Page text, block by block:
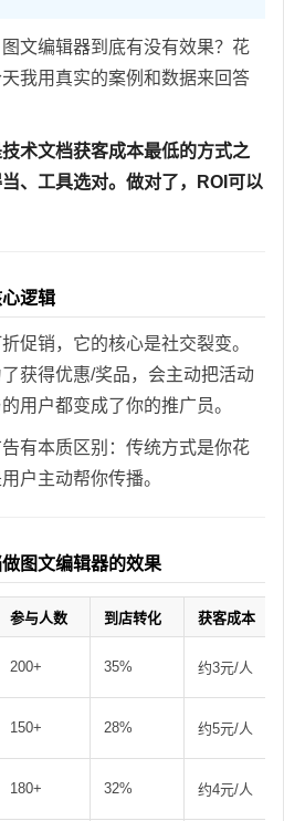
文编辑器到底有没有效果？花
我用真实的案例和数据来回答
术文档获客成本最低的方式之
、工具选对。做对了，ROI可以
逻辑
促销，它的核心是社交裂变。
获得优惠/奖品，会主动把活动
用户都变成了你的推广员。
有本质区别：传统方式是你花
户主动帮你传播。
图文编辑器的效果
参与人数 到店转化 获客成本
200+ 35% 约3元/人
150+ 28% 约5元/人
180+ 32% 约4元/人